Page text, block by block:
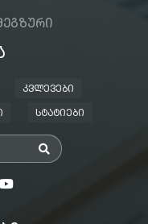
ᲙᲕᲚᲔᲕᲔᲑᲘ
ᲡᲢᲐᲢᲘᲔᲑᲘ